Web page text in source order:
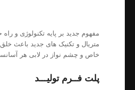
مفهوم جدید بر پایه تکنولوژی و
متریال و تکنیک های جدید باعث
خاص و چشم نواز در لابی هر
پلت فــرم تولیـــد